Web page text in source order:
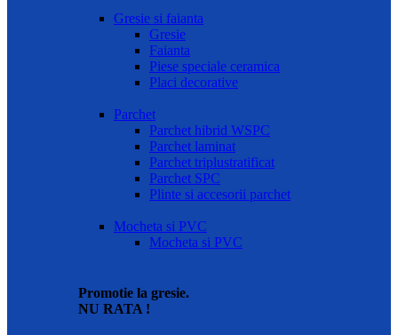
Gresie si faianta
Gresie
Faianta
Piese speciale ceramica
Placi decorative
Parchet
Parchet hibrid WSPC
Parchet laminat
Parchet triplustratificat
Parchet SPC
Plinte si accesorii parchet
Mocheta si PVC
Mocheta si PVC
Promotie la gresie.
NU RATA !